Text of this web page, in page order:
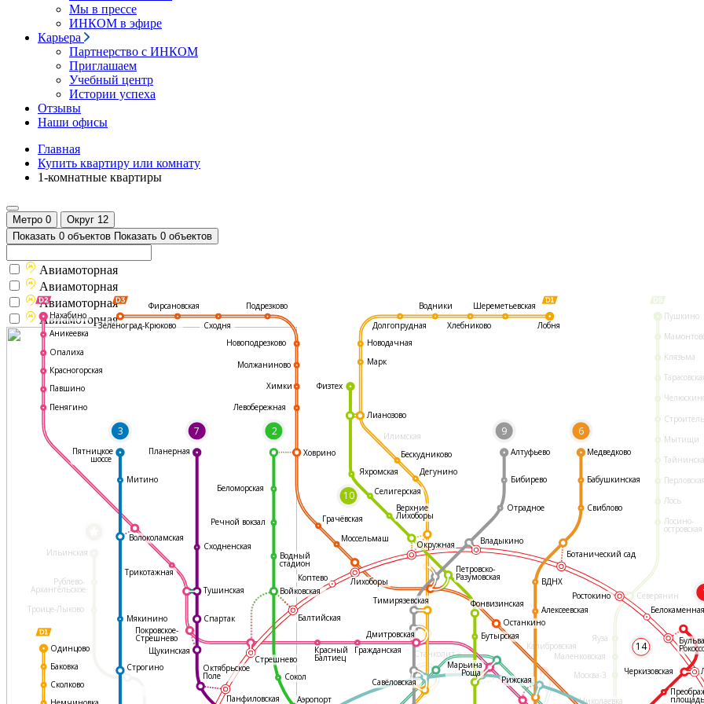
Мы в прессе
ИНКОМ в эфире
Карьера
Партнерство с ИНКОМ
Приглашаем
Учебный центр
Истории успеха
Отзывы
Наши офисы
Главная
Купить квартиру или комнату
1-комнатные квартиры
Метро 0 Округ 12
Показать 0 объектов Показать 0 объектов
Илимская
Пушкино
Клязьма
Мытищи
Лось
Лосино-
островская
Северянин
Яуза
Маленковская
Москва-3
Николаевка
Ильинская
Рублево-
Архангельское
Троице-Лыково
Калибровская
Станколит
3 7
14
2 9 6
10
Фирсановская
Сходня
Подрезково
Новоподрезково
Молжаниново
Химки
Левобережная
Ховрино
Грачёвская
Моссельмаш
Останкино
Медведково
Бабушкинская
Свиблово
ВДНХ
Алексеевская
Рижская
Аэропорт
Сокол
Красный
Балтиец
Гражданская
Дмитровская
Коптево Лихоборы
Балтийская
Войковская
Водный
стадион
Сходненская
Трикотажная
Волоколамская
Тушинская
Мякинино
Строгино
Митино
Нахабино
Аникеевка
Опалиха
Красногорская
Павшино
Пенягино
Одинцово
Баковка
Сколково
Пятницкое
шоссе
Планерная
Спартак
Стрешнево
Щукинская
Октябрьское
Поле
Панфиловская
Окружная
Дегунино
Бескудниково
Верхние
Лихоборы
Селигерская
Физтех
Яхромская
Марк
Лианозово
Новодачная
Речной вокзал
Беломорская
Долгопрудная
Водники
Хлебниково
Шереметьевская
Лобня
Тимирязевская
Марьина
Роща
Савёловская
Фонвизинская
Бутырская
Петровско-
Разумовская
Покровское-
Стрешнево
Бибирево
Отрадное
Владыкино
Ботанический сад
Алтуфьево
Ростокино
Черкизовская
площадь
Зеленоград-Крюково
Авиамоторная
Авиамоторная
Авиамоторная
Авиамоторная